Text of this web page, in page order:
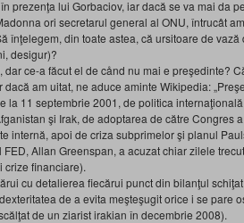
prezenţa lui Gorbaciov, iar dacă se va mai da
ori secretarul general al ONU, întrucât
înţelegem, din toate astea, că ursitoare de
desigur)?
dar ce-a făcut el de cånd nu mai e preşedinte?
am uitat, ne aduce aminte Wikipedia:
la 11 septembrie 2001, de politica
şi Irak, de adoptarea de către Congres
internă, apoi de criza subprimelor şi planul
Allan Greenspan, a acuzat chiar zilele
crize financiare).
cu detalierea fiecărui punct din bilanţul
de a evita meşteşugit orice i se pare
de un ziarist irakian în decembrie 2008).